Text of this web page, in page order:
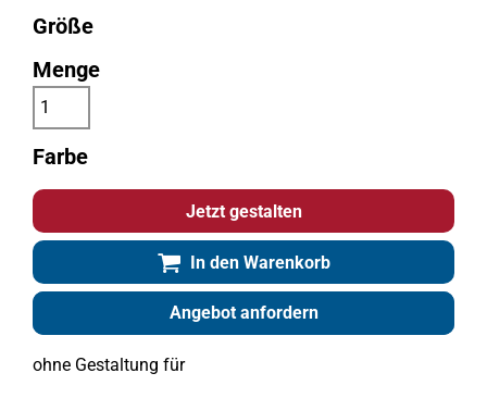
Farbe
Größe
Menge
Jetzt gestalten
In den Warenkorb
ohne Gestaltung für
Angebot anfordern